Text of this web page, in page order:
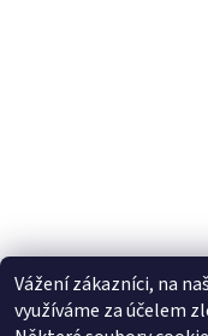
Vážení zákazníci, na
využíváme za účelem